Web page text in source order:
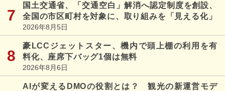
国土交通省、「交通空白」解消へ認定制度を創設、
全国の市区町村を対象に、取り組みを「見える化」
2026年8月5日
豪LCCジェットスター、機内で頭上棚の利用を有
料化、座席下バッグ1個は無料
2026年8月6日
AIが変えるDMOの役割とは？ 観光の新運営モデ